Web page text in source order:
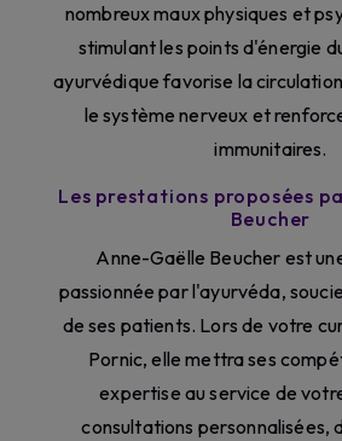
nombreux maux physiques et
stimulant les points d'énergie
ayurvédique favorise la
le système nerveux et
immunitaires.
Les prestations proposées
Beucher
Anne-Gaëlle Beucher est
passionnée par l'ayurvéda,
de ses patients. Lors de votre
Pornic, elle mettra ses
expertise au service de
consultations personnalisées,